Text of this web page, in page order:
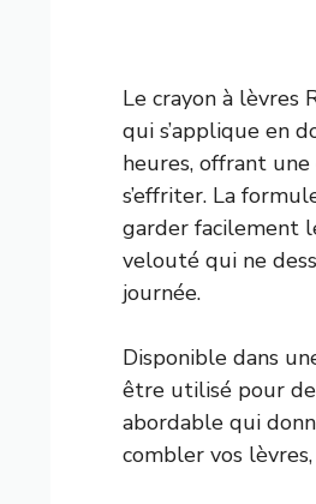
Le crayon à
qui s’applique en
heures, offrant
s’effriter. La
garder facilement
velouté qui ne
journée.
Disponible dans
être utilisé pour
abordable qui
combler vos